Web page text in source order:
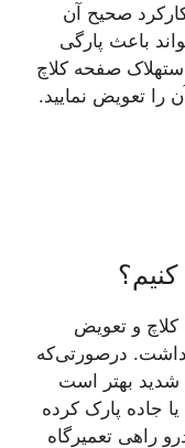
صحیح آن
باعث پارگی
صفحه کلاچ
را تعویض نمایید.
و تعویض
داشت. درصورتی‌که
شدید بهتر است
جاده پارک کرده
راهی تعمیرگاه